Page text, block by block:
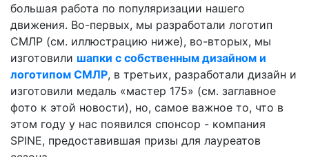
большая работа по популяризации нашего
движения. Во-первых, мы разработали логотип
СМЛР (см. иллюстрацию ниже), во-вторых, мы
изготовили шапки с собственным дизайном и
логотипом СМЛР, в третьих, разработали дизайн и
изготовили медаль «мастер 175» (см. заглавное
фото к этой новости), но, самое важное то, что в
этом году у нас появился спонсор - компания
SPINE, предоставившая призы для лауреатов